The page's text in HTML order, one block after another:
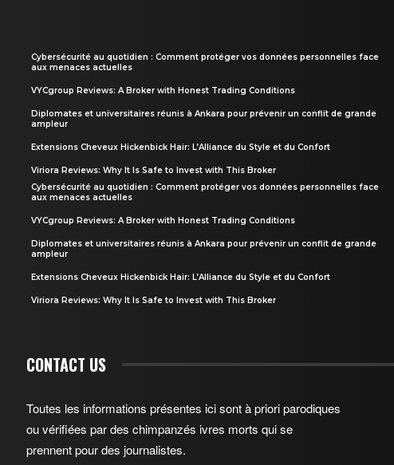
Cybersécurité au quotidien : Comment protéger vos données personnelles face
aux menaces actuelles
VYCgroup Reviews: A Broker with Honest Trading Conditions
Diplomates et universitaires réunis à Ankara pour prévenir un conflit de grande
ampleur
Extensions Cheveux Hickenbick Hair: L’Alliance du Style et du Confort
Viriora Reviews: Why It Is Safe to Invest with This Broker
Cybersécurité au quotidien : Comment protéger vos données personnelles face
aux menaces actuelles
VYCgroup Reviews: A Broker with Honest Trading Conditions
Diplomates et universitaires réunis à Ankara pour prévenir un conflit de grande
ampleur
Extensions Cheveux Hickenbick Hair: L’Alliance du Style et du Confort
Viriora Reviews: Why It Is Safe to Invest with This Broker
CONTACT US
Toutes les informations présentes ici sont à priori parodiques
ou vérifiées par des chimpanzés ivres morts qui se
prennent pour des journalistes.